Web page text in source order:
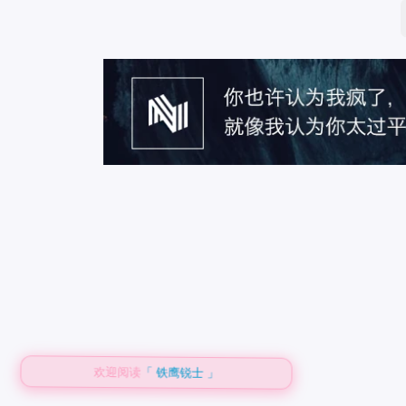
欢迎阅读 「 铁鹰锐士 」